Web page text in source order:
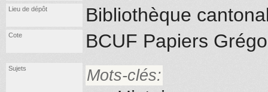
Lieu de dépôt Bibliothèque
Cote BCUF Papiers
Sujets Mots-clés: